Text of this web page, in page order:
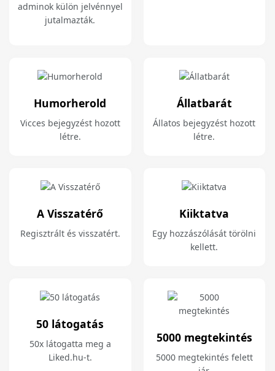
adminok külön jelvénnyel
jutalmazták.
Humorherold
Vicces bejegyzést hozott
létre.
Állatbarát
Állatos bejegyzést hozott
létre.
A Visszatérő
Regisztrált és visszatért.
Kiiktatva
Egy hozzászólását törölni
kellett.
50 látogatás
50x látogatta meg a
Liked.hu-t.
5000 megtekintés
5000 megtekintés felett